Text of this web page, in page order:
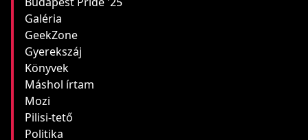
Galéria
GeekZone
Gyerekszáj
Könyvek
Máshol írtam
Mozi
Pilisi-tető
Politika